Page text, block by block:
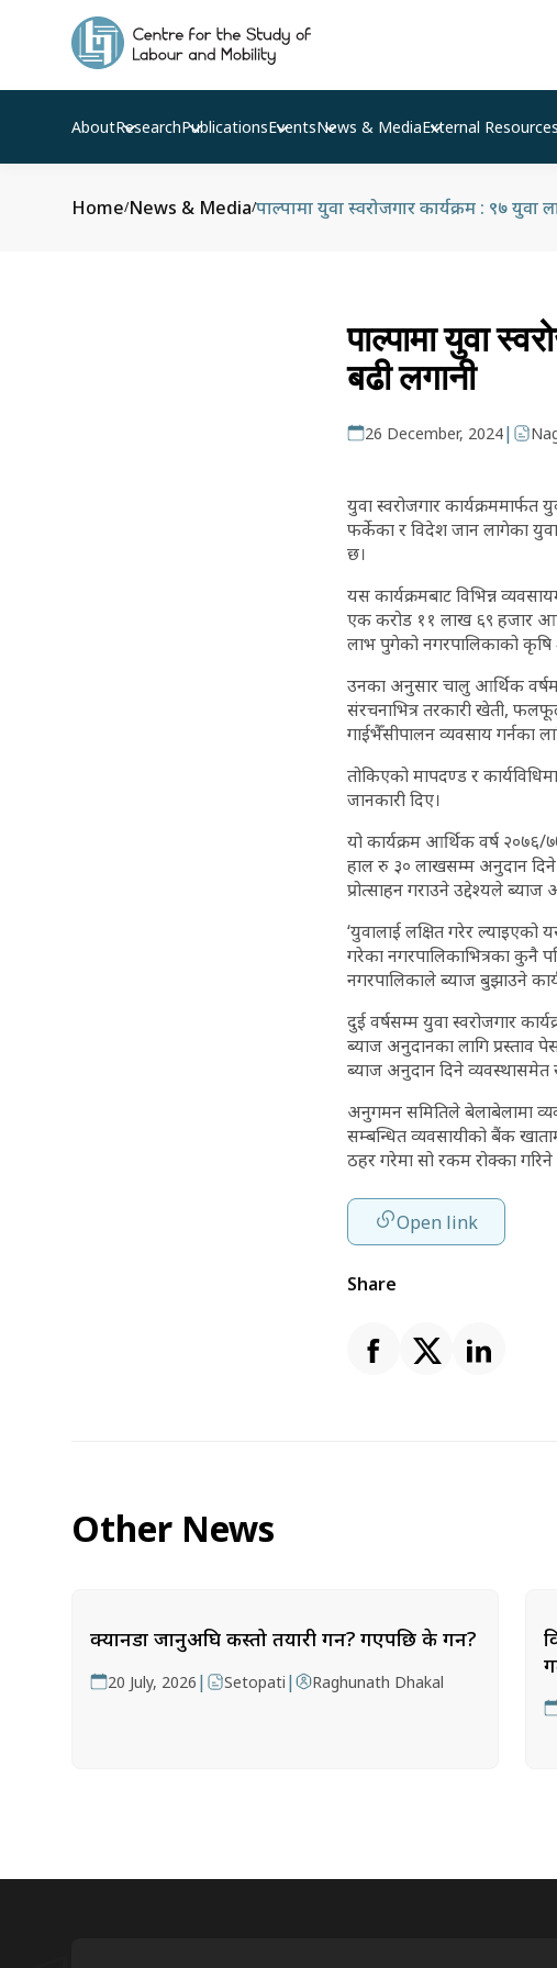
AboutResearchPublicationsEventsNews & MediaExternal Resources
Home/News & Media/पाल्पामा युवा स्वरोजगार कार्यक्रम : ९७ युवा
पाल्पामा युवा
बढी लगानी
26 December, 2024|
युवा स्वरोजगार
फर्केका र विदेश जान लागेका
छ।
यस कार्यक्रमबाट विभिन्न
एक करोड ११ लाख ६९ हजार
लाभ पुगेको नगरपालिकाको कृषि
उनका अनुसार चालु आर्थिक
संरचनाभित्र तरकारी खेती,
गाईभैँसीपालन व्यवसाय गर्नका
तोकिएको मापदण्ड र
जानकारी दिए।
यो कार्यक्रम आर्थिक वर्ष
हाल रु ३० लाखसम्म अनुदान दिने
प्रोत्साहन गराउने उद्देश्यले
‘युवालाई लक्षित गरेर
गरेका नगरपालिकाभित्रका कुनै
नगरपालिकाले ब्याज बुझाउने
दुई वर्षसम्म युवा स्वरोजगार
ब्याज अनुदानका लागि प्रस्ताव
ब्याज अनुदान दिने व्यवस्थासमेत
अनुगमन समितिले बेलाबेलामा
सम्बन्धित व्यवसायीको बैंक
ठहर गरेमा सो रकम रोक्का
Open link
Share
Other News
क्यानडा जानुअघि कस्तो तयारी गर्ने? गएपछि के गर्ने?
20 July, 2026 | Setopati | Raghunath Dhakal